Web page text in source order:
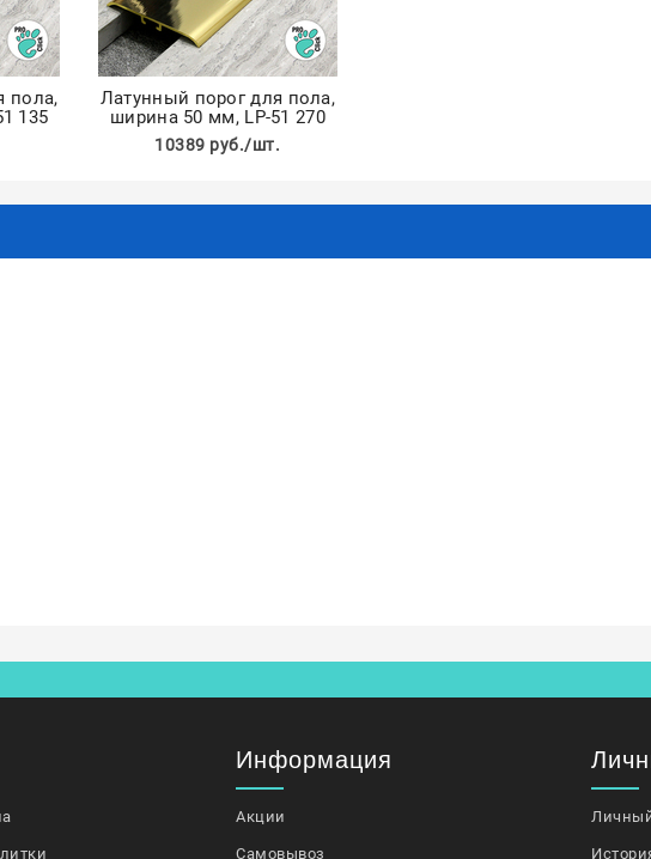
пола,
135
Латунный порог для пола,
ширина 50 мм, LP-51 270
10389 руб./шт.
Информация
Акции
Самовывоз